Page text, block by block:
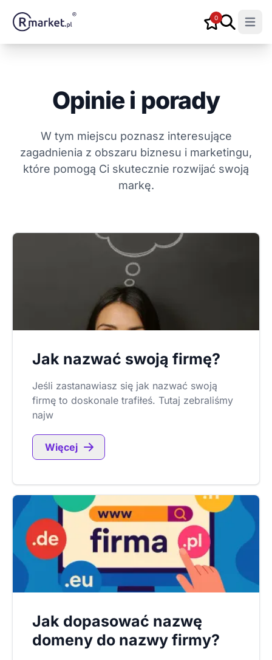
0
Open
Opinie i porady
W tym miejscu poznasz interesujące
zagadnienia z obszaru biznesu i marketingu,
które pomogą Ci skutecznie rozwijać swoją
markę.
Jak nazwać swoją firmę?
Jeśli zastanawiasz się jak nazwać swoją
firmę to doskonale trafiłeś. Tutaj zebraliśmy
najw
Więcej
Jak dopasować nazwę
domeny do nazwy firmy?